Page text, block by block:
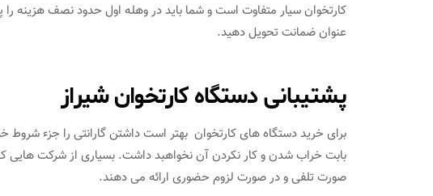
عنوان ضمانت تحویل دهید.
پشتیبانی دستگاه کارتخوان شیراز
برای خرید دستگاه های کارتخوان بهتر است داشتن گارانتی را جزء شروط
بابت خراب شدن و کار نکردن آن نخواهبد داشت. بسیاری از شرکت هایی
صورت تلفی و در صورت لزوم حضوری ارائه می دهند.